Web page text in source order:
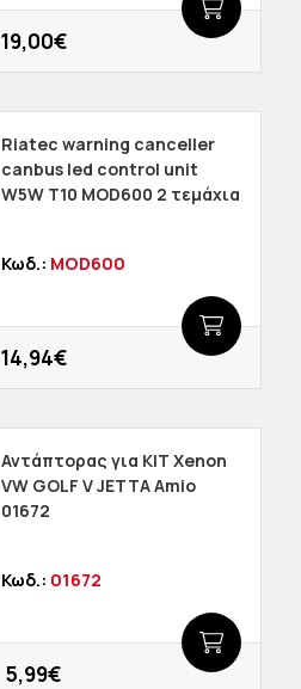
19,00€
Riatec warning canceller
canbus led control unit
W5W T10 MOD600 2 τεμάχια
Κωδ.: MOD600
14,94€
Αντάπτορας για ΚΙΤ Xenon
VW GOLF V JETTA Amio
01672
Κωδ.: 01672
5,99€